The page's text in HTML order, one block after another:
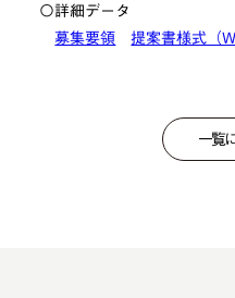
〇詳細データ
募集要領
提案書様式（
一覧